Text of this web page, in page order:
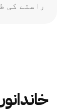
راستے کی